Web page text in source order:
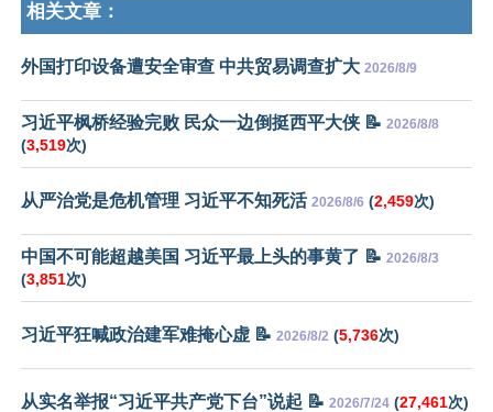
相关文章：
外国打印设备遭安全审查 中共贸易调查扩大 2026/8/9
习近平枫桥经验完败 民众一边倒挺西平大侠 📝 2026/8/8
(3,519次)
从严治党是危机管理 习近平不知死活 2026/8/6 (2,459次)
中国不可能超越美国 习近平最上头的事黄了 📝 2026/8/3
(3,851次)
习近平狂喊政治建军难掩心虚 📝 2026/8/2 (5,736次)
从实名举报“习近平共产党下台”说起 📝 2026/7/24 (27,461次)